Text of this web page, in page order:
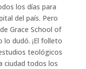
los días para
del país. Pero
Grace School of
dudó. ¡El folleto
teológicos
ciudad todos los